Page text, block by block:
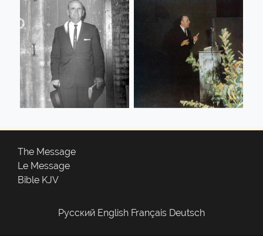
The Message
Le Message
Bible KJV
Русский English Français Deutsch